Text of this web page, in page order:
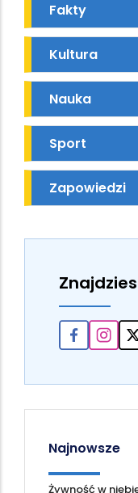
Fakty
Kultura
Nauka
Sport
Zapowiedzi
Najnowsze
Żywność w